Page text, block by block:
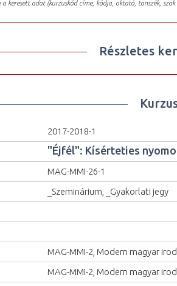
a keresett adat (kurzuskód címe, kódja, oktató, tanszék,
Részletes
2017-2018-1
"Éjfél": Kísérteties
MAG-MMI-26-1
_Szeminárium, _Gyakorlati jegy
MAG-MMI-2, Modern magyar
MAG-MMI-2, Modern magyar